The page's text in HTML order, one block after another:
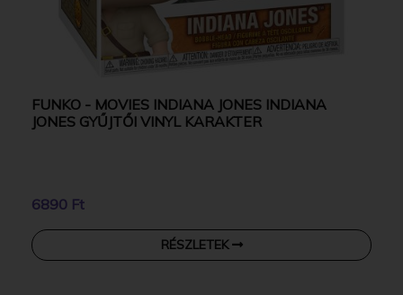
FUNKO - MOVIES INDIANA JONES INDIANA
JONES GYŰJTŐI VINYL KARAKTER
6890 Ft
RÉSZLETEK